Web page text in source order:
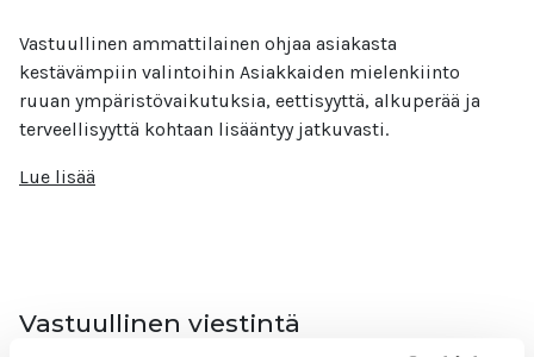
Vastuullinen ammattilainen ohjaa asiakasta
kestävämpiin valintoihin Asiakkaiden mielenkiinto
ruuan ympäristövaikutuksia, eettisyyttä, alkuperää ja
terveellisyyttä kohtaan lisääntyy jatkuvasti.
Lue lisää
Vastuullinen viestintä